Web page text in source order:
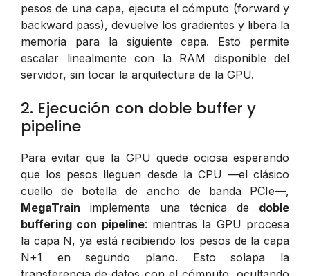
pesos de una capa, ejecuta el cómputo (forward y
backward pass), devuelve los gradientes y libera la
memoria para la siguiente capa. Esto permite
escalar linealmente con la RAM disponible del
servidor, sin tocar la arquitectura de la GPU.
2. Ejecución con doble buffer y
pipeline
Para evitar que la GPU quede ociosa esperando
que los pesos lleguen desde la CPU —el clásico
cuello de botella de ancho de banda PCIe—,
MegaTrain implementa una técnica de doble
buffering con pipeline: mientras la GPU procesa
la capa N, ya está recibiendo los pesos de la capa
N+1 en segundo plano. Esto solapa la